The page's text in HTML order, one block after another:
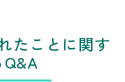
たことに関す
Q&A